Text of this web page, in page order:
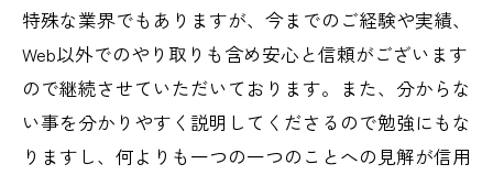
特殊な業界でもありますが、今までのご経験や実績、
Web以外でのやり取りも含め安心と信頼がございます
ので継続させていただいております。また、分からな
い事を分かりやすく説明してくださるので勉強にもな
りますし、何よりも一つの一つのことへの見解が信用